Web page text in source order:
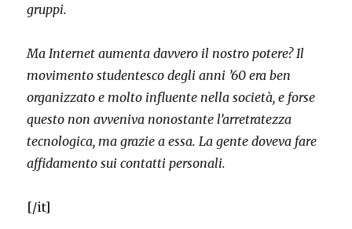
gruppi.
Ma Internet aumenta davvero il nostro potere? Il
movimento studentesco degli anni ’60 era ben
organizzato e molto influente nella società, e forse
questo non avveniva nonostante l’arretratezza
tecnologica, ma grazie a essa. La gente doveva fare
affidamento sui contatti personali.
[/it]